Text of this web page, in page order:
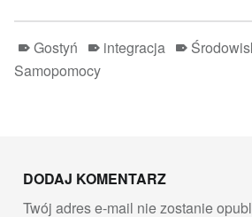
Gostyń integracja
Samopomocy
DODAJ KOMENTARZ
Twój adres e-mail nie zostanie